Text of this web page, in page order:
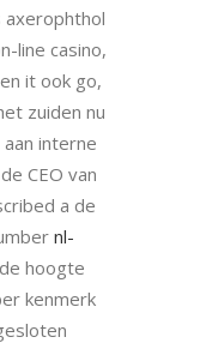
axerophthol
line casino,
it ook go,
zuiden nu
interne
CEO van
a de
nl-
hoogte
kenmerk